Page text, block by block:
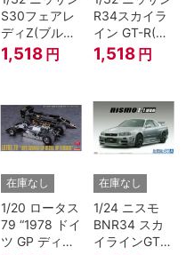
S30フェアレ
ディZ(ブルー
メタリック)
1,518 円
R34スカイラ
イン GT-R(ベ
イサイドブル
ー)
1,518 円
在庫なし
1/20 ロータス
79 “1978 ドイ
ツ GP ディテ
在庫なし
1/24 ニスモ
BNR34 スカ
イラインGT-R